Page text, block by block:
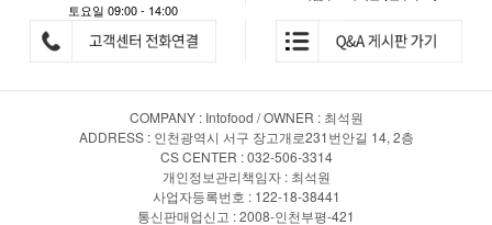
토요일 09:00 - 14:00
COMPANY : Intofood / OWNER : 최석원
ADDRESS : 인천광역시 서구 장고개로231번안길 14, 2층
CS CENTER : 032-506-3314
개인정보관리책임자 : 최석원
사업자등록번호 : 122-18-38441
통신판매업신고 : 2008-인천부평-421